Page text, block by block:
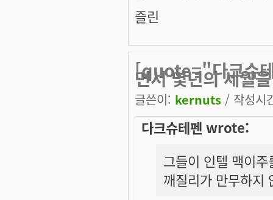
즐린
[quote="다크슈
면서 몇년의 세월을
글쓴이: kernuts / 작성시
다크슈테펜 wrote:
그들이 인텔 맥이
깨질리가 만무하지